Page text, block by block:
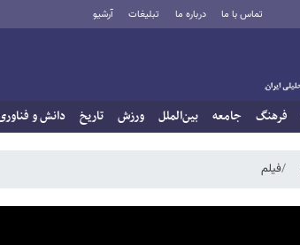
تماس با ما درباره ما تبلیغات آرشیو
فرهنگ جامعه بین‌الملل ورزش تاریخ دانش و
فیلم